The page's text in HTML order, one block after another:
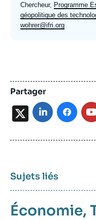
Intitulé
du
poste
Chercheur, Programme
géopolitique des
Email
wohrer@ifri.org
Partager
X
Sujets liés
Économie